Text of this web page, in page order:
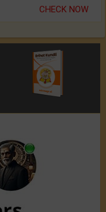
CHECK NOW